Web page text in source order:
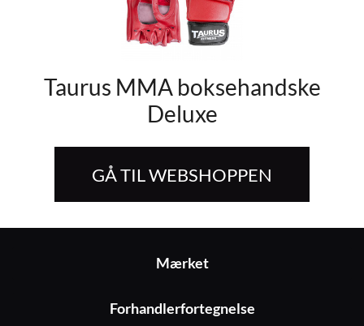
Taurus MMA boksehandske
Deluxe
GÅ TIL WEBSHOPPEN
Mærket
Forhandlerfortegnelse